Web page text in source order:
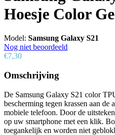
Hoesje Color
Model: Samsung Galaxy S21
Nog niet beoordeeld
€7,30
Omschrijving
De Samsung Galaxy S21 color
bescherming tegen krassen aan de
mobiele telefoon. Door de
op uw smartphone met een klik.
toegankelijk en worden niet